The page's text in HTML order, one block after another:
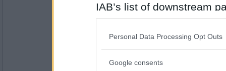
IAB’s list of downstream
also be disclosed by us
Downstream Participants
Please note that this
Personal Data Processing Opt Outs
Google consents
nitrometan
Antal inlägg:
youtu.be/ZsuUHbjXA7Q